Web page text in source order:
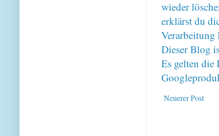
wieder
erklärst du
Verarbeitung
Dieser Blog
Es gelten
Neuerer Post